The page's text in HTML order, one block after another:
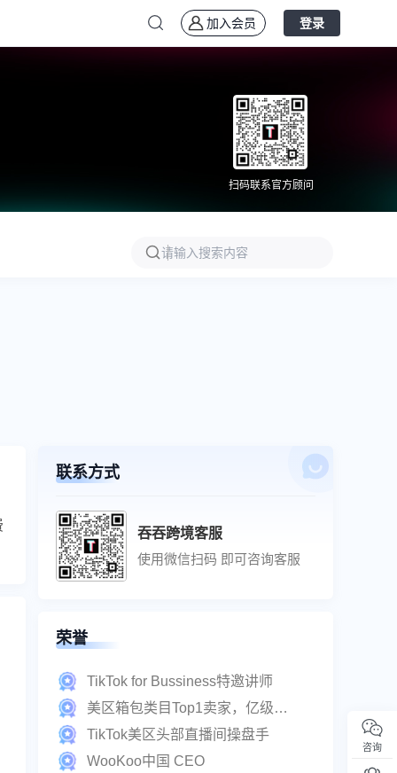
加入会员 登录
扫码联系官方顾问
联系方式
吞吞跨境客服
使用微信扫码 即可咨询客服
荣誉
TikTok for Bussiness特邀讲师
美区箱包类目Top1卖家，亿级实战派
TikTok美区头部直播间操盘手
WooKoo中国 CEO
咨询